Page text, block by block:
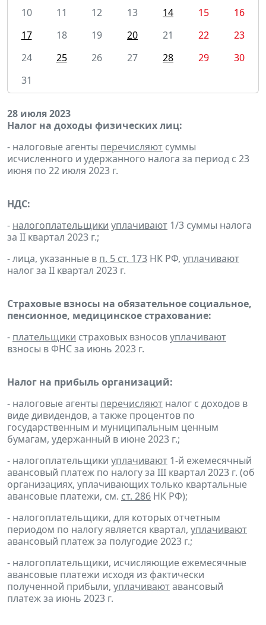
10
11 12 13 14 15
16
17
18 19 20 21 22
23
24
25 26 27 28 29
30
31
28 июля 2023
Налог на доходы физических лиц:
- налоговые агенты перечисляют суммы
исчисленного и удержанного налога за период с 23
июня по 22 июля 2023 г.
НДС:
- налогоплательщики уплачивают 1/3 суммы налога
за II квартал 2023 г.;
- лица, указанные в п. 5 ст. 173 НК РФ, уплачивают
налог за II квартал 2023 г.
Страховые взносы на обязательное социальное,
пенсионное, медицинское страхование:
- плательщики страховых взносовуплачивают
взносы в ФНС за июнь 2023 г.
Налог на прибыль организаций:
- налоговые агенты перечисляют налог с доходов в
виде дивидендов, а также процентов по
государственным и муниципальным ценным
бумагам, удержанный в июне 2023 г.;
- налогоплательщики уплачивают 1-й ежемесячный
авансовый платеж по налогу за III квартал 2023 г. (об
организациях, уплачивающих только квартальные
авансовые платежи, см. ст. 286 НК РФ);
- налогоплательщики, для которых отчетным
периодом по налогу является квартал, уплачивают
авансовый платеж за полугодие 2023 г.;
- налогоплательщики, исчисляющие ежемесячные
авансовые платежи исходя из фактически
полученной прибыли, уплачиваютавансовый
платеж за июнь 2023 г.